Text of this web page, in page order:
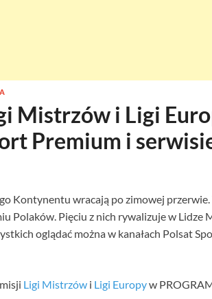
Mistrzów i Ligi
Premium i
Kontynentu wracają po zimowej
Polaków. Pięciu z nich rywalizuje w Lidze
oglądać można w kanałach Polsat
Ligi Mistrzówi Ligi Europyw